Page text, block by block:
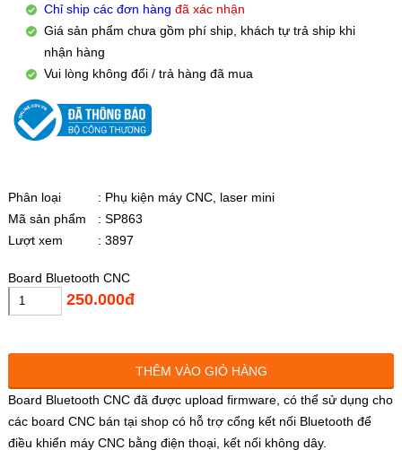
Chỉ ship các đơn hàng đã xác nhận
Giá sản phẩm chưa gồm phí ship, khách tự trả ship khi
nhận hàng
Vui lòng không đổi / trả hàng đã mua
Phân loại
: Phụ kiện máy CNC, laser mini
Mã sản phẩm
: SP863
Lượt xem
: 3897
Board Bluetooth CNC
250.000đ
THÊM VÀO GIỎ HÀNG
Board Bluetooth CNC đã được upload firmware, có thể sử dụng cho
các board CNC bán tại shop có hỗ trợ cổng kết nối Bluetooth để
điều khiển máy CNC bằng điện thoại, kết nối không dây.